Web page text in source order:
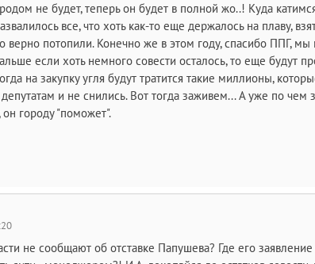
не будет, теперь он будет в полной жо..! Куда
все, что хоть как-то еще держалось на плаву,
верно потопили. Конечно же в этом году, спасибо ППГ, мы
если хоть немного совести осталось, то еще будут
на закупку угля будут тратится такие миллионы,
и не снились. Вот тогда заживем... А уже по чем
он городу "поможет".
не сообщают об отставке Папушева? Где его